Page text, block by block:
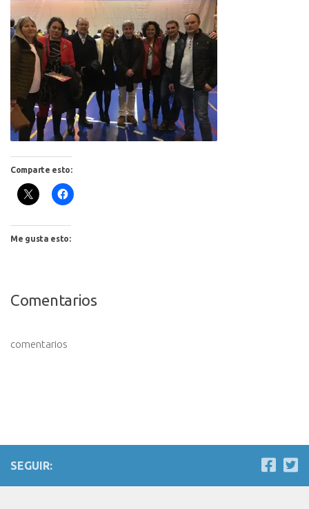
Comparte esto:
Me gusta esto:
Comentarios
comentarios
SEGUIR: